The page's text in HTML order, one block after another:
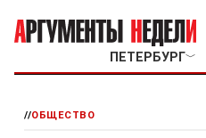
ПЕТЕРБУРГ﹀
//ОБЩЕСТВО